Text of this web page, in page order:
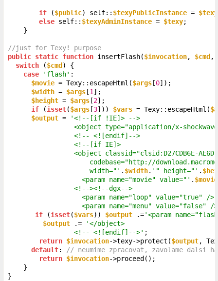
if ($public) self:: $texyPublicInstance = $texy
else self:: $texyAdminInstance = $texy;
    }
//just for Texy! purpose
public static function insertFlash($invocation, $cmd ,
switch ($cmd ) {
case
'flash' :
$movie = Texy::escapeHtml($args [0]);
$width = $args [1];
$height = $args [2];
if (isset($args [3])) $vars = Texy::escapeHtml(
$output =
'<!--[if !IE]> -->
<object type="application/x-
                 <!-- <![endif]-->
                 <!--[if IE]>
<object classid="clsid:D27CDB6E-
codebase="http://
                     width="'
. $width. '" height="' .
                   <param name="movie" value="'
. $movie
                 <!--><!--dgx-->
                   <param name="loop" value="true" />
<param name="menu" value="false" /
if (isset($vars)) $output .='<param
$output .=
'</object>
                 <!-- <![endif]-->'
;
return $invocation->texy->protect($output,
default:
// neumime zpracovat, zavolame dalsi
return $invocation->proceed();
    }
}